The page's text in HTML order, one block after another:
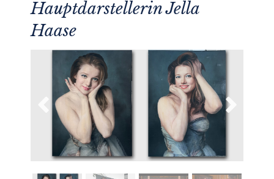
Hauptdarstellerin Jella
Haase